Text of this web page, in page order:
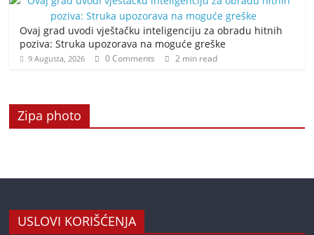
Ovaj grad uvodi vještačku inteligenciju za obradu hitnih
poziva: Struka upozorava na moguće greške
9 Augusta, 2026 0 Comments 2 min read
Zipa photo
USLOVI KORIŠĆENJA